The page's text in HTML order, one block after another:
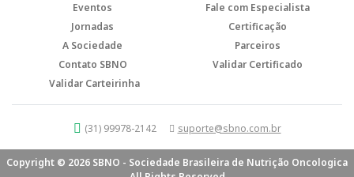
Eventos
Fale com Especialista
Jornadas
Certificação
A Sociedade
Parceiros
Contato SBNO
Validar Certificado
Validar Carteirinha
(31) 99978-2142 suporte@sbno.com.br
Copyright © 2026 SBNO - Sociedade Brasileira de Nutrição Oncologica